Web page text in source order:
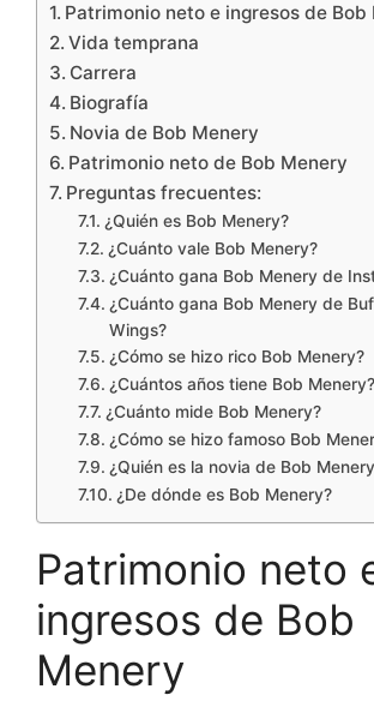
Patrimonio neto e ingresos de Bob
Vida temprana
Carrera
Biografía
Novia de Bob Menery
Patrimonio neto de Bob Menery
Preguntas frecuentes:
¿Quién es Bob Menery?
¿Cuánto vale Bob Menery?
¿Cuánto gana Bob Menery de
¿Cuánto gana Bob Menery de
Wings?
¿Cómo se hizo rico Bob Menery?
¿Cuántos años tiene Bob Menery?
¿Cuánto mide Bob Menery?
¿Cómo se hizo famoso Bob
¿Quién es la novia de Bob
¿De dónde es Bob Menery?
Patrimonio neto
ingresos de Bob
Menery